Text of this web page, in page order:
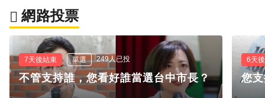
網路投票
7天後結束 單選 249人已投
不管支持誰，您看好誰當選台中市長？
6天
您